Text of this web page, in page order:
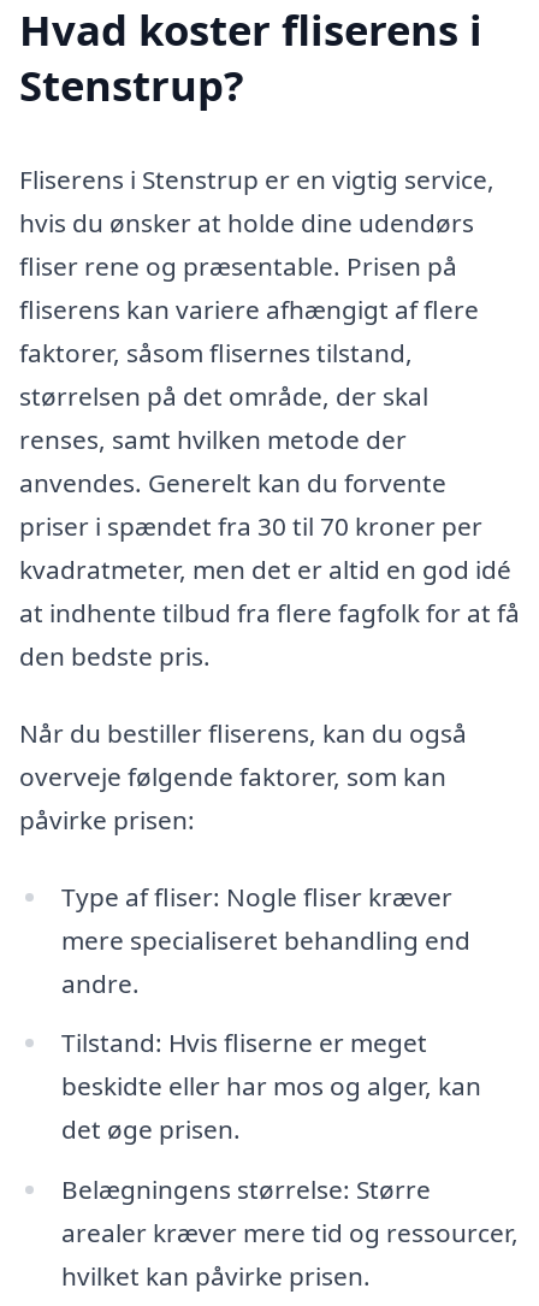
Hvad koster fliserens i
Stenstrup?
Fliserens i Stenstrup er en vigtig service,
hvis du ønsker at holde dine udendørs
fliser rene og præsentable. Prisen på
fliserens kan variere afhængigt af flere
faktorer, såsom flisernes tilstand,
størrelsen på det område, der skal
renses, samt hvilken metode der
anvendes. Generelt kan du forvente
priser i spændet fra 30 til 70 kroner per
kvadratmeter, men det er altid en god idé
at indhente tilbud fra flere fagfolk for at få
den bedste pris.
Når du bestiller fliserens, kan du også
overveje følgende faktorer, som kan
påvirke prisen:
Type af fliser: Nogle fliser kræver
mere specialiseret behandling end
andre.
Tilstand: Hvis fliserne er meget
beskidte eller har mos og alger, kan
det øge prisen.
Belægningens størrelse: Større
arealer kræver mere tid og ressourcer,
hvilket kan påvirke prisen.